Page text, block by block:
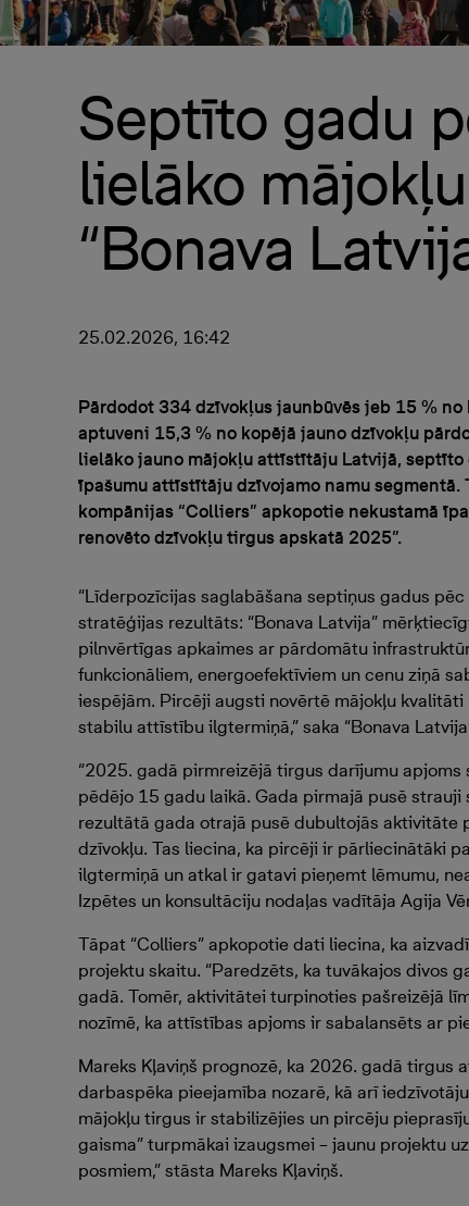
Septīto gadu
lielāko
“Bonava
25.02.2026, 16:42
Pārdodot 334 dzīvokļus jaunbūvēs jeb 15 %
aptuveni 15,3 % no kopējā jauno dzīvokļu
lielāko jauno mājokļu attīstītāju Latvijā,
īpašumu attīstītāju dzīvojamo namu
kompānijas “Colliers” apkopotie nekustamā
renovēto dzīvokļu tirgus apskatā 2025”.
“Līderpozīcijas saglabāšana septiņus gadus
stratēģijas rezultāts: “Bonava Latvija”
pilnvērtīgas apkaimes ar pārdomātu
funkcionāliem, energoefektīviem un cenu ziņā
iespējām. Pircēji augsti novērtē mājokļu
stabilu attīstību ilgtermiņā,” saka “Bonava
“2025. gadā pirmreizējā tirgus darījumu
pēdējo 15 gadu laikā. Gada pirmajā pusē
rezultātā gada otrajā pusē dubultojās aktivitāte
dzīvokļu. Tas liecina, ka pircēji ir pārliecinātāki
ilgtermiņā un atkal ir gatavi pieņemt lēmumu,
Izpētes un konsultāciju nodaļas vadītāja Agija
Tāpat “Colliers” apkopotie dati liecina, ka
projektu skaitu. “Paredzēts, ka tuvākajos divos
gadā. Tomēr, aktivitātei turpinoties pašreizējā
nozīmē, ka attīstības apjoms ir sabalansēts ar
Mareks Kļaviņš prognozē, ka 2026. gadā tirgus
darbaspēka pieejamība nozarē, kā arī
mājokļu tirgus ir stabilizējies un pircēju
gaisma” turpmākai izaugsmei – jaunu projektu
posmiem,” stāsta Mareks Kļaviņš.